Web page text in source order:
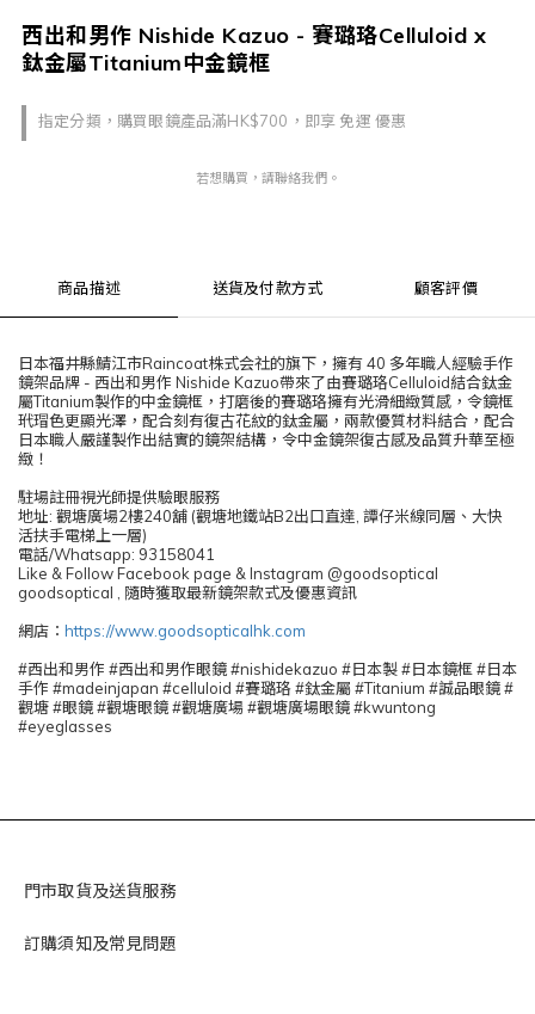
西出和男作 Nishide Kazuo - 賽璐珞Celluloid x
鈦金屬Titanium中金鏡框
指定分類，購買眼鏡產品滿HK$700，即享 免運 優惠
若想購買，請聯絡我們。
商品描述 送貨及付款方式 顧客評價
日本福井縣鯖江市Raincoat株式会社的旗下，擁有 40 多年職人經驗手作
鏡架品牌 - 西出和男作 Nishide Kazuo帶來了由賽璐珞Celluloid結合鈦金
屬Titanium製作的中金鏡框，打磨後的賽璐珞擁有光滑細緻質感，令鏡框
玳瑁色更顯光澤，配合刻有復古花紋的鈦金屬，兩款優質材料結合，配合
日本職人嚴謹製作出結實的鏡架結構，令中金鏡架復古感及品質升華至極
緻！
駐場註冊視光師提供驗眼服務
地址: 觀塘廣場2樓240舖 (觀塘地鐵站B2出口直達, 譚仔米線同層、大快
活扶手電梯上一層)
電話/Whatsapp: 93158041
Like & Follow Facebook page & Instagram @goodsoptical
goodsoptical , 隨時獲取最新鏡架款式及優惠資訊
網店： https://www.goodsopticalhk.com
#西出和男作 #西出和男作眼鏡 #nishidekazuo #日本製 #日本鏡框 #日本
手作 #madeinjapan #celluloid #賽璐珞 #鈦金屬 #Titanium #誠品眼鏡 #
觀塘 #眼鏡 #觀塘眼鏡 #觀塘廣場 #觀塘廣場眼鏡 #kwuntong
#eyeglasses
門市取貨及送貨服務
訂購須知及常見問題